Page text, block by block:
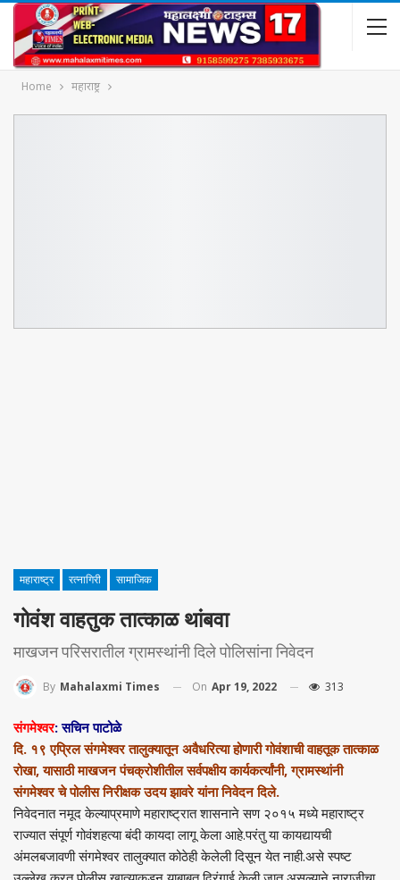
Home महाराष्ट्र
महाराष्ट्र रत्नागिरी सामाजिक
गोवंश वाहतुक तात्काळ थांबवा
माखजन परिसरातील ग्रामस्थांनी दिले पोलिसांना निवेदन
By Mahalaxmi Times On Apr 19, 2022 313
संगमेश्वर: सचिन पाटोळे
दि. १९ एप्रिल संगमेश्वर तालुक्यातून अवैधरित्या होणारी गोवंशाची वाहतूक तात्काळ
रोखा, यासाठी माखजन पंचक्रोशीतील सर्वपक्षीय कार्यकर्त्यांनी, ग्रामस्थांनी
संगमेश्वर चे पोलीस निरीक्षक उदय झावरे यांना निवेदन दिले.
निवेदनात नमूद केल्याप्रमाणे महाराष्ट्रात शासनाने सण २०१५ मध्ये महाराष्ट्र
राज्यात संपूर्ण गोवंशहत्या बंदी कायदा लागू केला आहे.परंतु या कायद्यायची
अंमलबजावणी संगमेश्वर तालुक्यात कोठेही केलेली दिसून येत नाही.असे स्पष्ट